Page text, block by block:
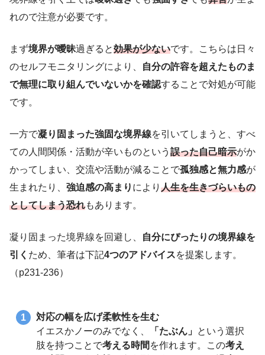
れので注意が必要です。
まず境界が曖昧過ぎると効果が少ないです。こちらは日々
のセルフモニタリングにより、
自分の許容を超えたものま
で無理に取り組んでいないかを確認することで対処が可能
です。
一方で凝り固まった強固な境界線を引いてしまうと、すべ
ての人間関係・活動が辛いものという 誤った自己暗示がか
かってしまい、交流や活動が減ることで孤独感と無力感が
生まれたり、 強迫感の高まり により 人生を生きづらいもの
としてしまう恐れもあります。
凝り固まった境界線を回避し、
自分にぴったりの境界線を
引く ため、筆者は下記4つのアドバイスを提案します。
（p231-236）
対応の幅を広げ柔軟性を生む
イエスかノーのみでなく、
「たぶん」 という選択
肢を持つことで考える時間 を作れます。この考え